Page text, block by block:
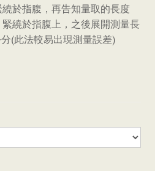
於指腹，再告知量取的長度
繞於指腹上，之後展開測量長
(此法較易出現測量誤差)